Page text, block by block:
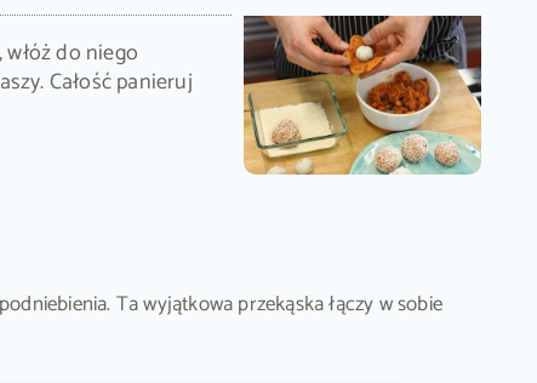
do niego
Całość panieruj
Ta wyjątkowa przekąska łączy w sobie